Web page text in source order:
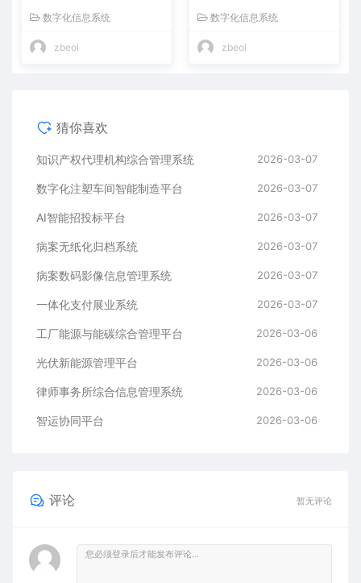
数字化信息系统
zbeol
数字化信息系统
zbeol
猜你喜欢
知识产权代理机构综合管理系统 2026-03-07
数字化注塑车间智能制造平台 2026-03-07
AI智能招投标平台 2026-03-07
病案无纸化归档系统 2026-03-07
病案数码影像信息管理系统 2026-03-07
一体化支付展业系统 2026-03-07
工厂能源与能碳综合管理平台 2026-03-06
光伏新能源管理平台 2026-03-06
律师事务所综合信息管理系统 2026-03-06
智运协同平台 2026-03-06
评论 暂无评论